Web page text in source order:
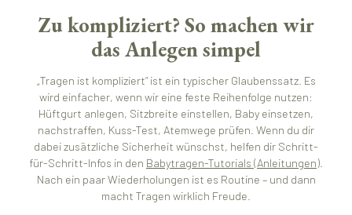
Zu kompliziert? So machen wir
das Anlegen simpel
„Tragen ist kompliziert“ ist ein typischer Glaubenssatz. Es
wird einfacher, wenn wir eine feste Reihenfolge nutzen:
Hüftgurt anlegen, Sitzbreite einstellen, Baby einsetzen,
nachstraffen, Kuss-Test, Atemwege prüfen. Wenn du dir
dabei zusätzliche Sicherheit wünschst, helfen dir Schritt-
für-Schritt-Infos in den Babytragen-Tutorials (Anleitungen)
Nach ein paar Wiederholungen ist es Routine – und dann
macht Tragen wirklich Freude.